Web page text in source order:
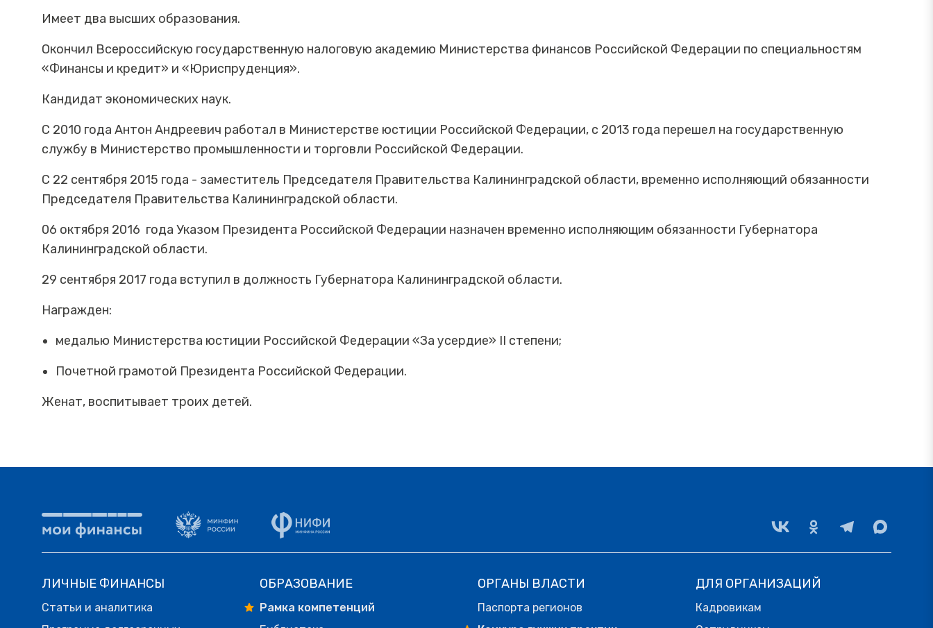
Имеет два высших образования.
Окончил Всероссийскую государственную налоговую академию Министерства финансов Российской Федерации по специальностям
«Финансы и кредит» и «Юриспруденция».
Кандидат экономических наук.
С 2010 года Антон Андреевич работал в Министерстве юстиции Российской Федерации, с 2013 года перешел на государственную
службу в Министерство промышленности и торговли Российской Федерации.
С 22 сентября 2015 года - заместитель Председателя Правительства Калининградской области, временно исполняющий обязанности
Председателя Правительства Калининградской области.
06 октября 2016 года Указом Президента Российской Федерации назначен временно исполняющим обязанности Губернатора
Калининградской области.
29 сентября 2017 года вступил в должность Губернатора Калининградской области.
Награжден:
медалью Министерства юстиции Российской Федерации «За усердие» II степени;
Почетной грамотой Президента Российской Федерации.
Женат, воспитывает троих детей.
ЛИЧНЫЕ ФИНАНСЫ
Статьи и аналитика
ОБРАЗОВАНИЕ
Рамка компетенций
ОРГАНЫ ВЛАСТИ
Паспорта регионов
ДЛЯ ОРГАНИЗАЦИЙ
Кадровикам